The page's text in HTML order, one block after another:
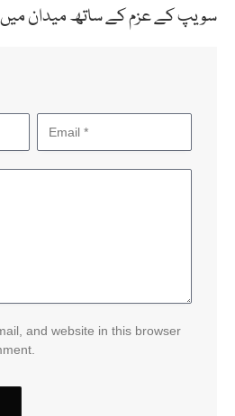
سویپ کے عزم کے ساتھ میدان
and website in this browser